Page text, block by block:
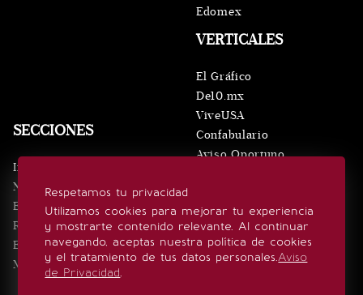
Respetamos tu privacidad
Utilizamos cookies para mejorar tu experiencia
y mostrarte contenido relevante. Al continuar
navegando, aceptas nuestra política de cookies
y el tratamiento de tus datos personales.Aviso
de Privacidad.
SECCIONES
Inicio
Noticias
Eventos
Realeza
Estilo de vida
Minuto x Minuto
VERTICALES
El Gráfico
De10.mx
ViveUSA
Confabulario
Aviso Oportuno
Edomex
SÍGUENOS